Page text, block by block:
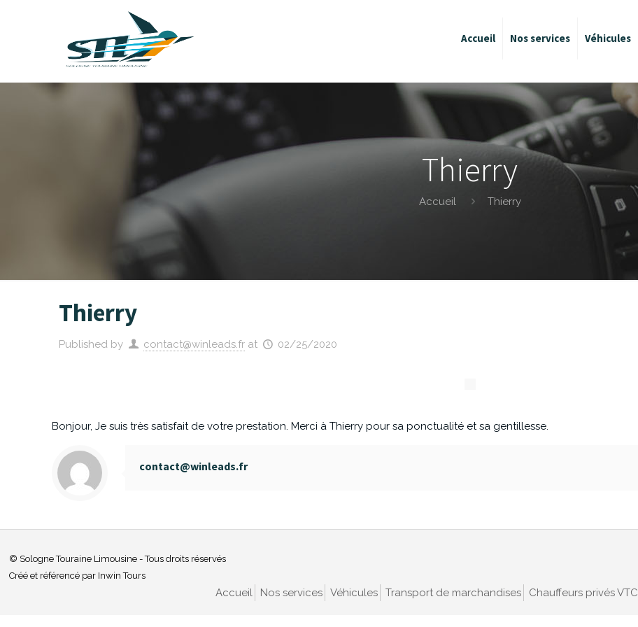
Accueil Nos services Véhicules
Thierry
Accueil Thierry
Thierry
Published by contact@winleads.fr at 02/25/2020
Bonjour, Je suis très satisfait de votre prestation. Merci à Thierry pour sa ponctualité et sa gentillesse.
contact@winleads.fr
© Sologne Touraine Limousine - Tous droits réservés
Créé et référencé par Inwin Tours
Accueil Nos services Véhicules Transport de marchandises Chauffeurs privés VTC